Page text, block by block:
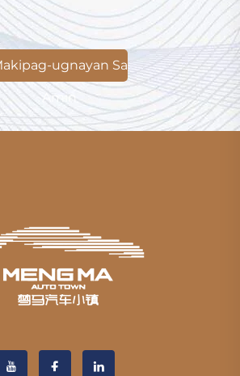
ugnayan Sa
Amin